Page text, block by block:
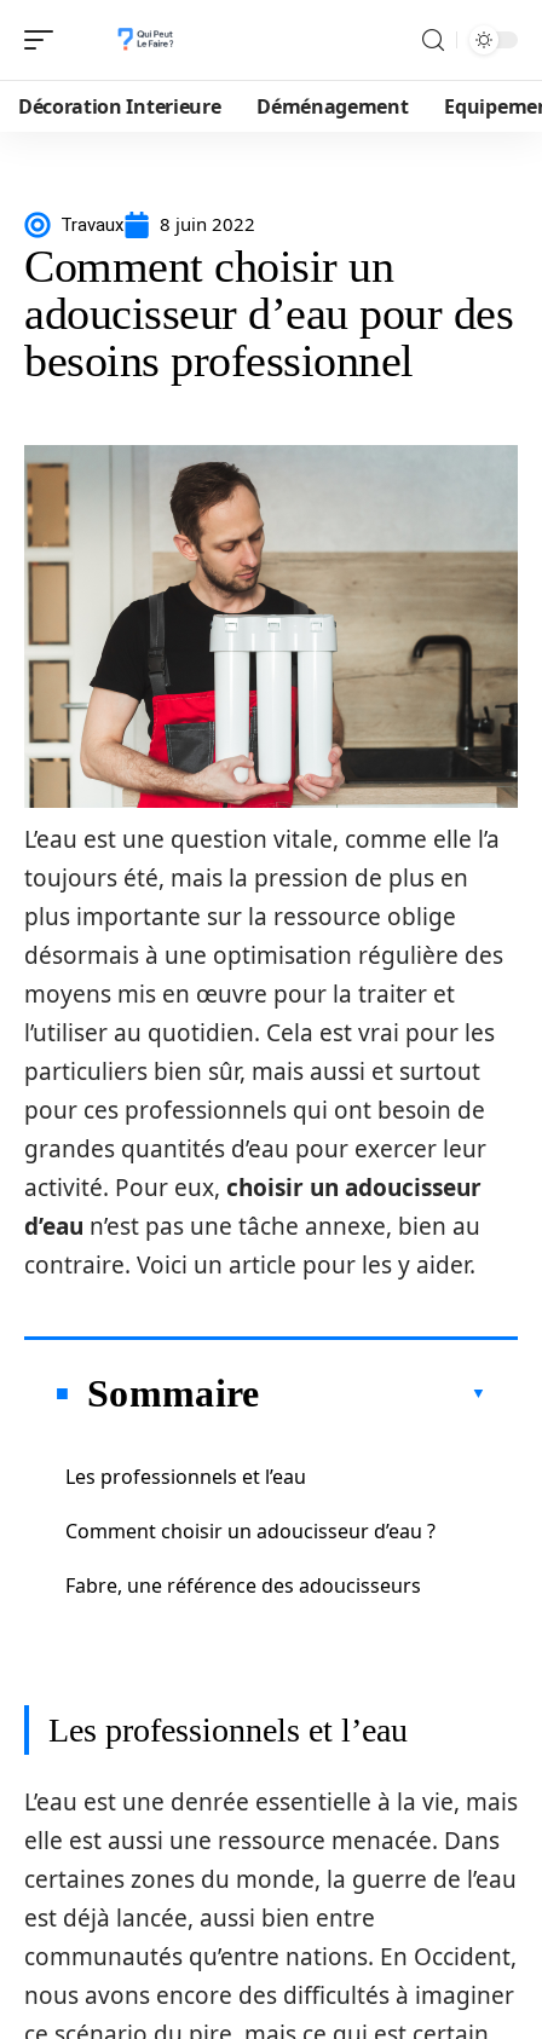
Décoration Interieure Déménagement
Travaux 8 juin 2022
Comment choisir un
adoucisseur d’eau pour des
besoins professionnel
L’eau est une question vitale, comme elle l’a
toujours été, mais la pression de plus en
plus importante sur la ressource oblige
désormais à une optimisation régulière des
moyens mis en œuvre pour la traiter et
l’utiliser au quotidien. Cela est vrai pour les
particuliers bien sûr, mais aussi et surtout
pour ces professionnels qui ont besoin de
grandes quantités d’eau pour exercer leur
activité. Pour eux, choisir un adoucisseur
d’eau n’est pas une tâche annexe, bien au
contraire. Voici un article pour les y aider.
Sommaire
Les professionnels et l’eau
Comment choisir un adoucisseur d’eau ?
Fabre, une référence des adoucisseurs
Les professionnels et l’eau
L’eau est une denrée essentielle à la vie, mais
elle est aussi une ressource menacée. Dans
certaines zones du monde, la guerre de l’eau
est déjà lancée, aussi bien entre
communautés qu’entre nations. En Occident,
nous avons encore des difficultés à imaginer